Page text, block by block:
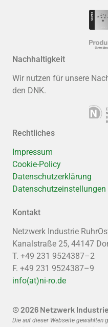
Nachhaltigkeit
Wir nutzen für unsere
den DNK.
Rechtliches
Impressum
Cookie-Policy
Datenschutzerklärung
Datenschutzeinstellungen
Kontakt
Netzwerk Industrie
Kanalstraße 25, 44147
T. +49 231 9524387–2
F. +49 231 9524387–9
info(at)ni-ro.de
© 2026 Netzwerk
Die auf dieser Webseite gewählten